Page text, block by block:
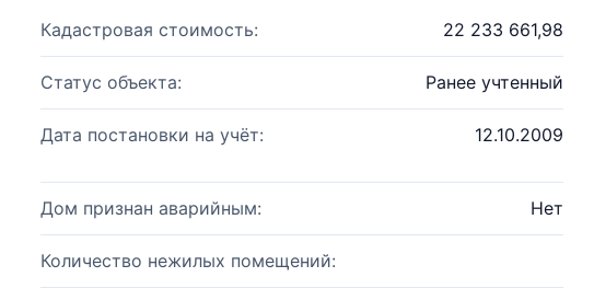
Кадастровая стоимость: 22 233 661,98
Статус объекта: Ранее учтенный
Дата постановки на учёт: 12.10.2009
Дом признан аварийным: Нет
Количество нежилых помещений: